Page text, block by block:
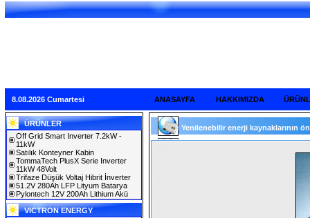
8.08.2026 Cumartesi ANASAYFA HAKKIMIZDA
ÜRÜNLER
Off Grid Smart Inverter 7.2kW -
11kW
Satılık Konteyner Kabin
TommaTech PlusX Serie Inverter
11kW 48Volt
Trifaze Düşük Voltaj Hibrit İnverter
51.2V 280Ah LFP Lityum Batarya
Pylontech 12V 200Ah Lithium Akü
VICTRON ENERGY
Yenilenebilir enerji kaynaklarının